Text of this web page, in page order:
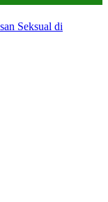
Seksual di